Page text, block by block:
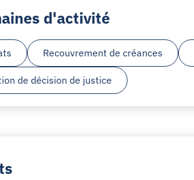
d'activité
Recouvrement de créances
de décision de justice